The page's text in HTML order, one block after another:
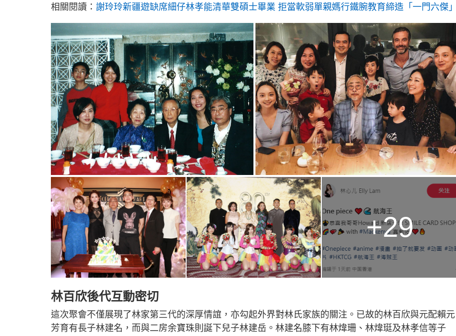
相關閱讀： 謝玲玲新疆遊缺席細仔林孝能清華雙碩士畢業 拒當軟弱單親媽行鐵腕教育締造「一門六傑」
+29
林百欣後代互動密切
這次聚會不僅展現了林家第三代的深厚情誼，亦勾起外界對林氏家族的關注。已故的林百欣與元配賴元
芳育有長子林建名，而與二房余寶珠則誕下兒子林建岳。林建名膝下有林煒珊、林煒珽及林孝信等子